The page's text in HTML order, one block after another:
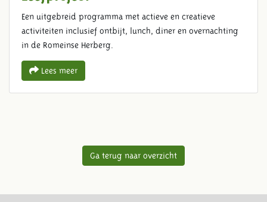
Een uitgebreid programma met actieve en creatieve
activiteiten inclusief ontbijt, lunch, diner en overnachting
in de Romeinse Herberg.
Lees meer
Ga terug naar overzicht